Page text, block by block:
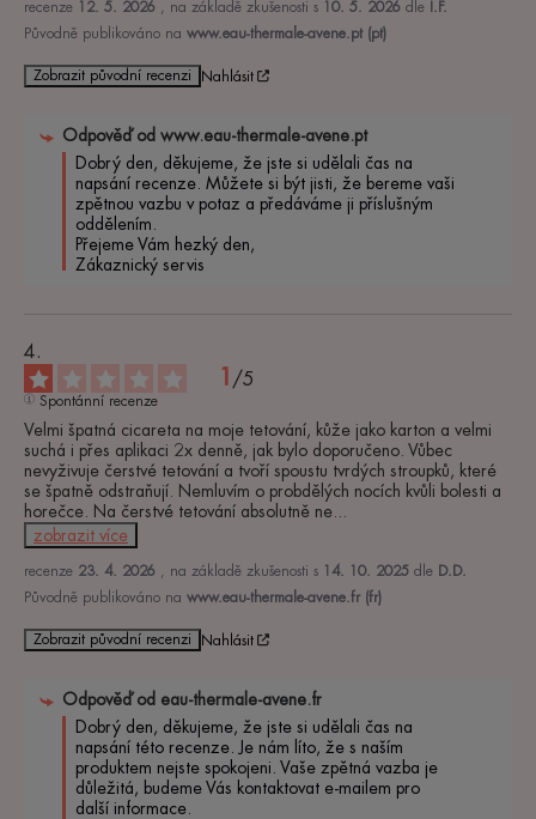
recenze 12. 5. 2026 , na základě zkušenosti s 10. 5. 2026 dle
I.F.
Původně publikováno na www.eau-thermale-avene.pt (pt)
Zobrazit původní recenzi Nahlásit
Odpověď od www.eau-thermale-avene.pt
Dobrý den, děkujeme, že jste si udělali čas na
napsání recenze. Můžete si být jisti, že bereme vaši
zpětnou vazbu v potaz a předáváme ji příslušným
oddělením.
Přejeme Vám hezký den,
Zákaznický servis
1 /5
Spontánní recenze
Velmi špatná cicareta na moje tetování, kůže jako karton a velmi
suchá i přes aplikaci 2x denně, jak bylo doporučeno. Vůbec
nevyživuje čerstvé tetování a tvoří spoustu tvrdých stroupků, které
se špatně odstraňují. Nemluvím o probdělých nocích kvůli bolesti a
horečce. Na čerstvé tetování absolutně ne
zobrazit více
recenze 23. 4. 2026 , na základě zkušenosti s 14. 10. 2025 dle D.D.
Původně publikováno na www.eau-thermale-avene.fr (fr)
Zobrazit původní recenzi Nahlásit
Odpověď od eau-thermale-avene.fr
Dobrý den, děkujeme, že jste si udělali čas na
napsání této recenze. Je nám líto, že s naším
produktem nejste spokojeni. Vaše zpětná vazba je
důležitá, budeme Vás kontaktovat e-mailem pro
další informace.